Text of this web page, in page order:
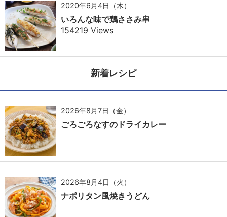
2020年6月4日（木）
いろんな味で鶏ささみ串
154219 Views
新着レシピ
2026年8月7日（金）
ごろごろなすのドライカレー
2026年8月4日（火）
ナポリタン風焼きうどん